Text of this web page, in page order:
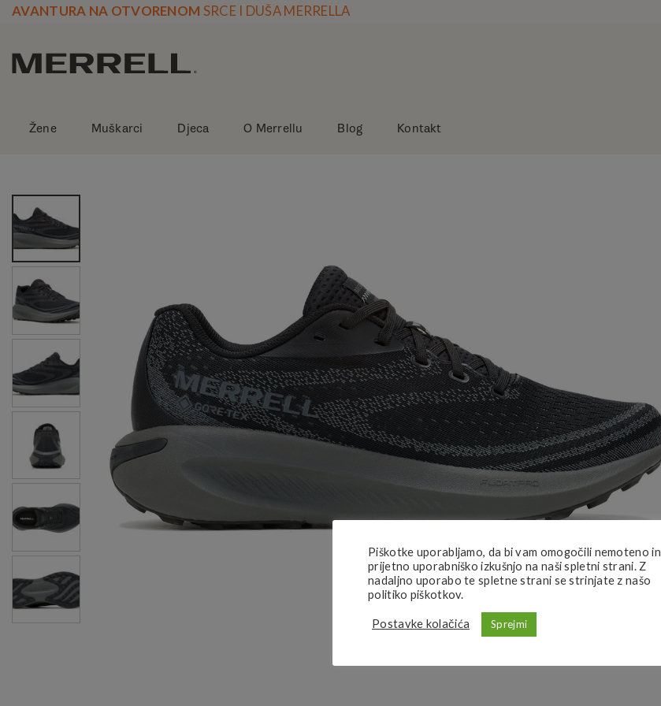
Skoči
AVANTURA NA OTVORENOM SRCE I DUŠA MERRELLA
Žene Muškarci Djeca O Merrellu Blog Kontakt
Piškotke uporabljamo, da bi vam omogočili nemoteno in
prijetno uporabniško izkušnjo na naši spletni strani. Z
nadaljno uporabo te spletne strani se strinjate z našo
politiko piškotkov.
Postavke kolačića Sprejmi